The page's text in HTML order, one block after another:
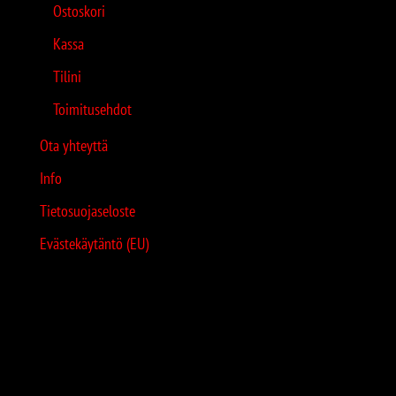
Ostoskori
Kassa
Tilini
Toimitusehdot
Ota yhteyttä
Info
Tietosuojaseloste
Evästekäytäntö (EU)